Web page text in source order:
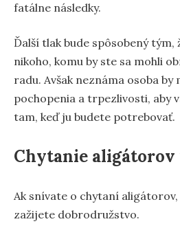
fatálne následky.
Ďalší tlak bude spôsobený tým,
nikoho, komu by ste sa mohli
radu. Avšak neznáma osoba by
pochopenia a trpezlivosti, aby
tam, keď ju budete potrebovať.
Chytanie aligátorov
Ak snívate o chytaní
zažijete dobrodružstvo.